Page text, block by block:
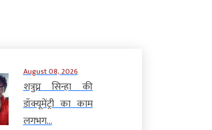
August 08, 2026
शत्रुघ्न सिन्हा की
डॉक्यूमेंट्री का काम
लगभग...